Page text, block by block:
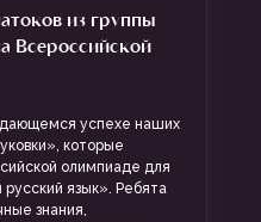
из группы
Всероссийской
успехе наших
которые
олимпиаде для
язык». Ребята
знания,